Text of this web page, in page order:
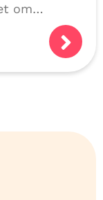
om
gaat.
zijn